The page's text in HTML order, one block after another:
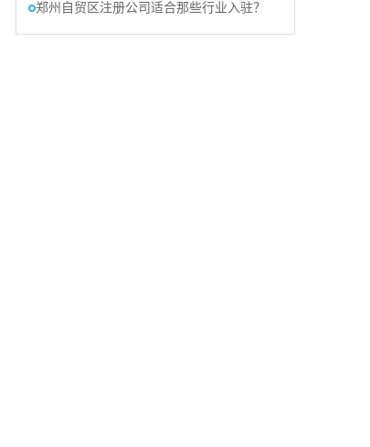
郑州自贸区注册公司适合那些行业入驻？